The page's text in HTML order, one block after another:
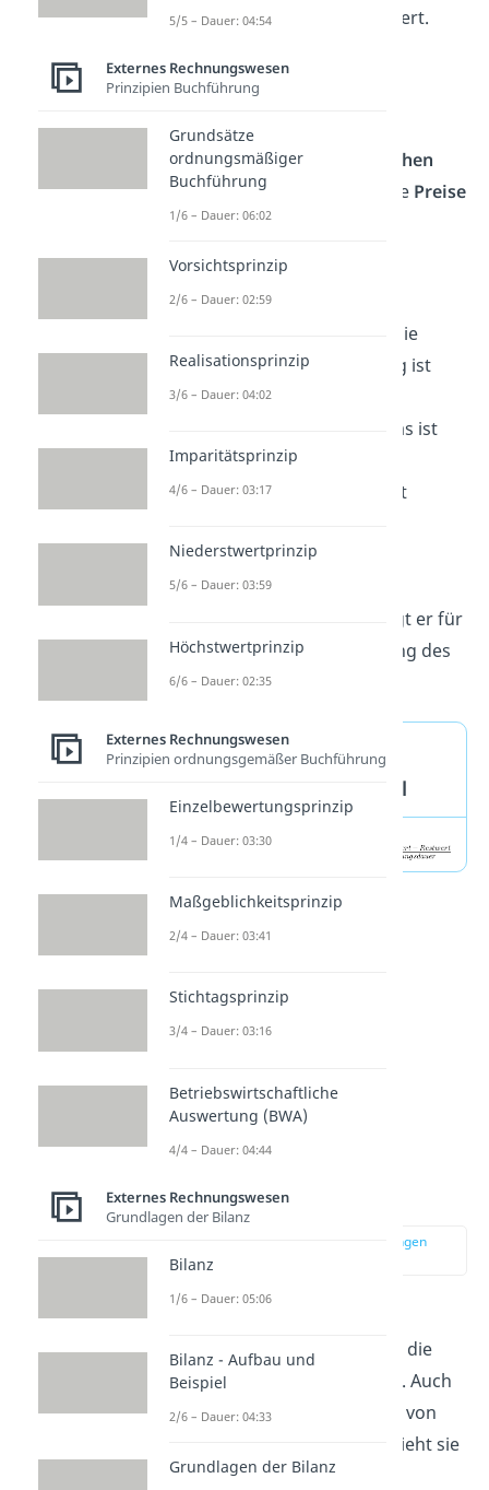
technische Überholung an Wert.
Durch die Berechnung der
kalkulatorischen
Abschreibungen können
Unternehmen ihre
tatsächlichen
Kostenund beispielsweise die Preise
für ihre Produkte und
Dienstleistungen
für die
kalkulatorische Abschreibung ist
der voraussichtliche
. Das ist
der Wert, zu dem das
Anlagevermögen neu gekauft
Wiederbeschaffungswert
Preisänderungen
, sorgt er für
eine realistischere Berechnung des
Wertverlusts.
Kalkulatorische
Abschreibung — Formel
Kalkulatorische vs.
bilanzielle
Abschreibung
zur Stelle im Video springen
Abschreibungen gibt es noch die
bilanziellen Abschreibungen . Auch
sie ermitteln den Wertverlust von
Anlagevermögen. Jedoch bezieht sie
sich auf die betriebsübliche
5/5 – Dauer: 04:54
Externes Rechnungswesen
Prinzipien Buchführung
Grundsätze
ordnungsmäßiger
Buchführung
1/6 – Dauer: 06:02
Vorsichtsprinzip
2/6 – Dauer: 02:59
Realisationsprinzip
3/6 – Dauer: 04:02
Imparitätsprinzip
4/6 – Dauer: 03:17
Niederstwertprinzip
5/6 – Dauer: 03:59
Höchstwertprinzip
6/6 – Dauer: 02:35
Externes Rechnungswesen
Prinzipien ordnungsgemäßer Buchführung
Einzelbewertungsprinzip
1/4 – Dauer: 03:30
Maßgeblichkeitsprinzip
2/4 – Dauer: 03:41
Stichtagsprinzip
3/4 – Dauer: 03:16
Betriebswirtschaftliche
Auswertung (BWA)
4/4 – Dauer: 04:44
Externes Rechnungswesen
Grundlagen der Bilanz
Bilanz
1/6 – Dauer: 05:06
Bilanz - Aufbau und
Beispiel
2/6 – Dauer: 04:33
Grundlagen der Bilanz